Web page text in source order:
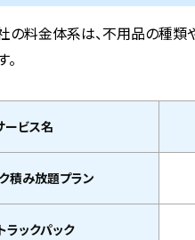
の料金体系は、不用品の種類
ービス名
積み放題プラン
ラックパック